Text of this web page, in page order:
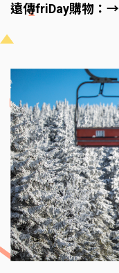
遠傳friDay購物：→